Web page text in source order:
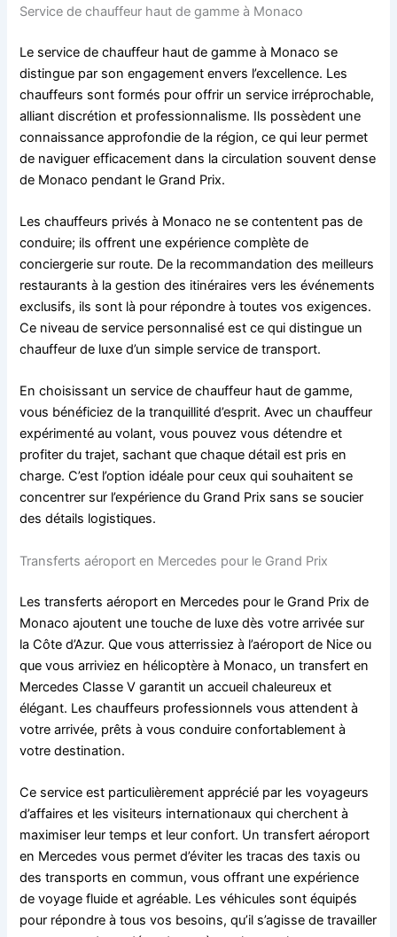
Service de chauffeur haut de gamme à Monaco
Le service de chauffeur haut de gamme à Monaco se
distingue par son engagement envers l’excellence. Les
chauffeurs sont formés pour offrir un service irréprochable,
alliant discrétion et professionnalisme. Ils possèdent une
connaissance approfondie de la région, ce qui leur permet
de naviguer efficacement dans la circulation souvent dense
de Monaco pendant le Grand Prix.
Les chauffeurs privés à Monaco ne se contentent pas de
conduire; ils offrent une expérience complète de
conciergerie sur route. De la recommandation des meilleurs
restaurants à la gestion des itinéraires vers les événements
exclusifs, ils sont là pour répondre à toutes vos exigences.
Ce niveau de service personnalisé est ce qui distingue un
chauffeur de luxe d’un simple service de transport.
En choisissant un service de chauffeur haut de gamme,
vous bénéficiez de la tranquillité d’esprit. Avec un chauffeur
expérimenté au volant, vous pouvez vous détendre et
profiter du trajet, sachant que chaque détail est pris en
charge. C’est l’option idéale pour ceux qui souhaitent se
concentrer sur l’expérience du Grand Prix sans se soucier
des détails logistiques.
Transferts aéroport en Mercedes pour le Grand Prix
Les transferts aéroport en Mercedes pour le Grand Prix de
Monaco ajoutent une touche de luxe dès votre arrivée sur
la Côte d’Azur. Que vous atterrissiez à l’aéroport de Nice ou
que vous arriviez en hélicoptère à Monaco, un transfert en
Mercedes Classe V garantit un accueil chaleureux et
élégant. Les chauffeurs professionnels vous attendent à
votre arrivée, prêts à vous conduire confortablement à
votre destination.
Ce service est particulièrement apprécié par les voyageurs
d’affaires et les visiteurs internationaux qui cherchent à
maximiser leur temps et leur confort. Un transfert aéroport
en Mercedes vous permet d’éviter les tracas des taxis ou
des transports en commun, vous offrant une expérience
de voyage fluide et agréable. Les véhicules sont équipés
pour répondre à tous vos besoins, qu’il s’agisse de travailler